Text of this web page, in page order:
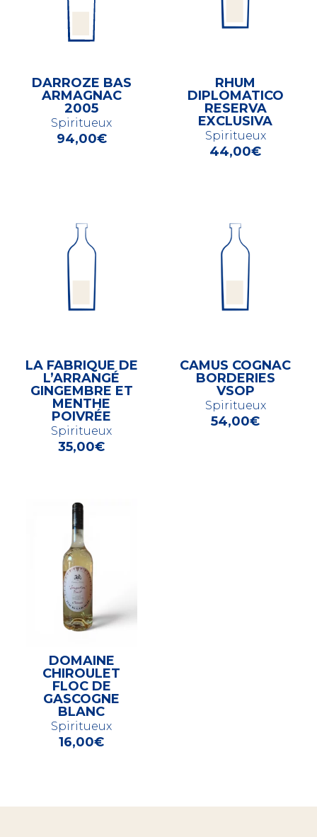
DARROZE BAS
ARMAGNAC
2005
Spiritueux
94,00€
RHUM
DIPLOMATICO
RESERVA
EXCLUSIVA
Spiritueux
44,00€
LA FABRIQUE DE
L’ARRANGÉ
GINGEMBRE ET
MENTHE
POIVRÉE
Spiritueux
35,00€
CAMUS COGNAC
BORDERIES
VSOP
Spiritueux
54,00€
DOMAINE
CHIROULET
FLOC DE
GASCOGNE
BLANC
Spiritueux
16,00€